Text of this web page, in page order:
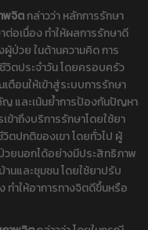
พจิตกล่าวว่า หลักการรักษา
ต่อเนื่อง ทำให้ผลการรักษาดี
ป่วย ในด้านความคิด การ
วิตประจำวัน โดยครอบครัว
อนให้เข้าสู่ระบบการรักษา
และเน้นย้ำการป้องกันปัญหา
าถึงบริการรักษาโดยใช้ยา
ปกติของเขา โดยทั่วไป ผู้
ยนอกได้อย่างมีประสิทธิภาพ
และชุมชน โดยใช้ยาปรับ
ำให้อาการทางจิตดีขึ้นหรือ